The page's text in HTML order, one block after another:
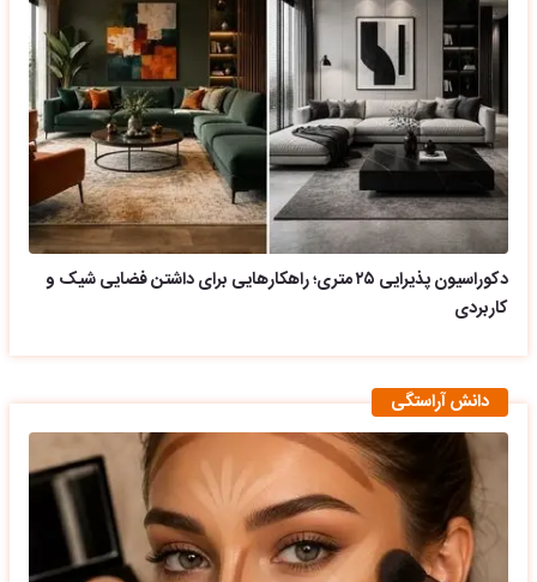
دکوراسیون پذیرایی ۲۵ متری؛ راهکارهایی برای داشتن فضایی شیک و
کاربردی
دانش آراستگی